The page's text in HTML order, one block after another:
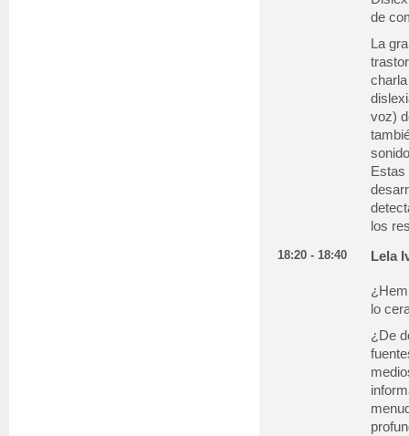
de
La
voz)
Estas
los
18:20 - 18:40 Lela
lo
¿De